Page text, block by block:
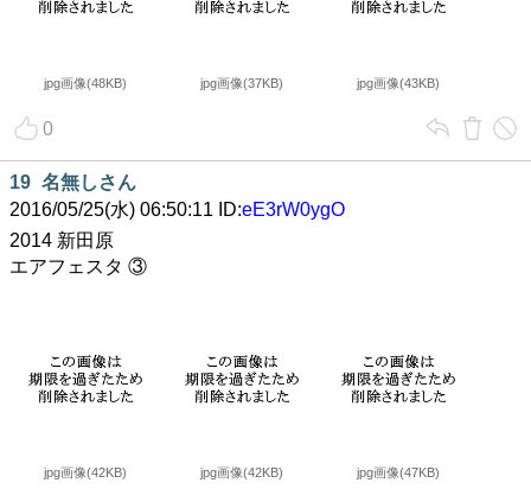
jpg画像(48KB) jpg画像(37KB) jpg画像(43KB)
0
19 名無しさん
2016/05/25(水) 06:50:11 ID:eE3rW0ygO
2014 新田原
エアフェスタ ③
jpg画像(42KB) jpg画像(42KB) jpg画像(47KB)